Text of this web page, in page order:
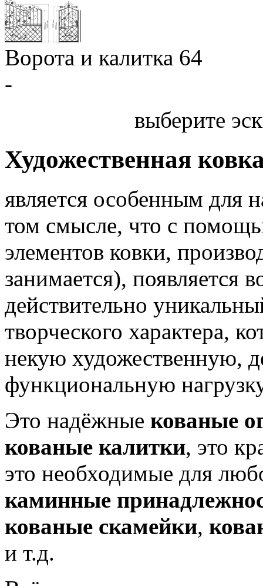
Ворота и калитка 64
-
выберите
Художественная
является особенным для
том смысле, что с
элементов ковки,
занимается), появляется
действительно
творческого характера,
некую художественную,
функциональную
Это надёжные кованые
кованые калитки, это
это необходимые для
каминные
кованые скамейки,
и т.д.